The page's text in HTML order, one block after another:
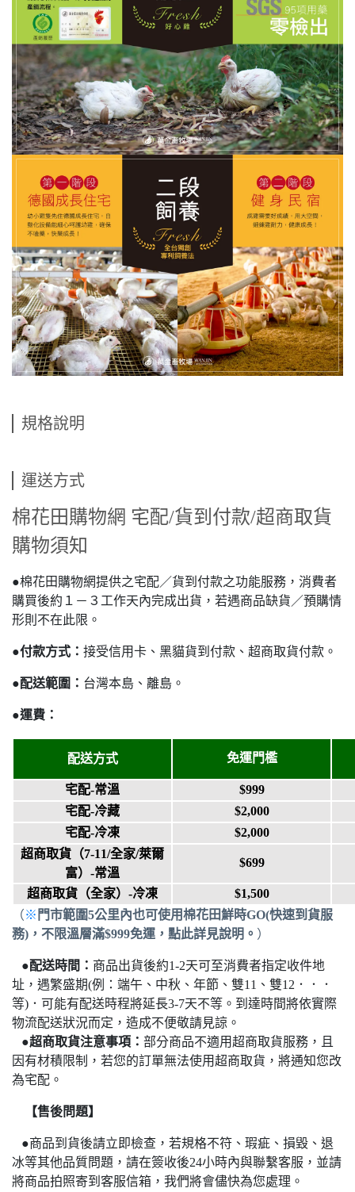
規格說明
運送方式
棉花田購物網 宅配/貨到付款/超商取貨
購物須知
●棉花田購物網提供之宅配／貨到付款之功能服務，消費者
購買後約１－３工作天內完成出貨，若遇商品缺貨／預購情
形則不在此限。
●付款方式： 接受信用卡、黑貓貨到付款、超商取貨付款。
●配送範圍： 台灣本島、離島。
●運費：
配送方式 免運門檻
宅配-常溫
$999
宅配-冷藏
$2,000
宅配-冷凍
$2,000
超商取貨 （7-11/全家/萊爾
富） -常溫
$699
超商取貨（全家）-冷凍
$1,500
（※ 門市範圍5公里內也可使用棉花田鮮時GO(快速到貨服
務) ， 不限溫層滿$999免運 ，點此詳見說明。 ）
●配送時間： 商品出貨後約1-2天可至消費者指定收件地
址，遇繁盛期(例：端午、中秋、年節、雙11、雙12．．．
等)．可能有配送時程將延長3-7天不等。 到達時間將依實際
物流配送狀況而定，造成不便敬請見諒。
●超商取貨注意事項： 部分商品不適用超商取貨服務，且
因有材積限制，若您的訂單無法使用超商取貨，將通知您改
為宅配 。
【售後問題】
●商品到貨後請立即檢查，若規格不符、瑕疵、損毀、退
冰等其他品質問題，請在簽收後24小時內與聯繫客服，並請
將商品拍照寄到客服信箱，我們將會儘快為您處理。